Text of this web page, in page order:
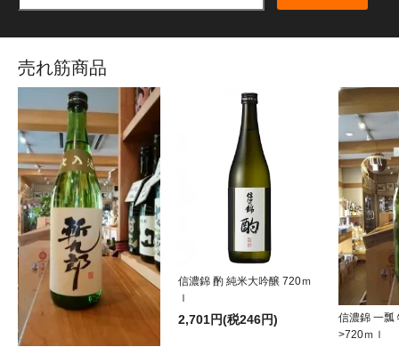
売れ筋商品
信濃錦 酌 純米大吟醸 720ｍ
ｌ
2,701円(税246円)
信濃錦 一瓢
>720ｍｌ